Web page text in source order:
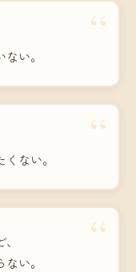
“
い。
“
ない。
“
い。